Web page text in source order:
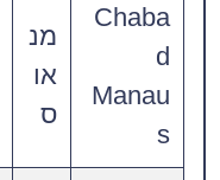
Chaba
d
Manau
s
מנ
או
ס